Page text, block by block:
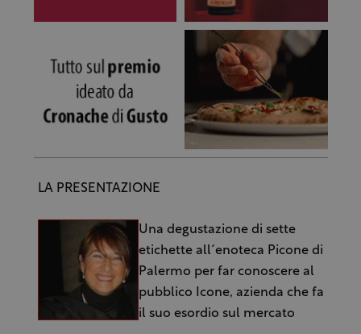
LA PRESENTAZIONE
Una degustazione di sette
etichette all´enoteca Picone di
Palermo per far conoscere al
pubblico Icone, azienda che fa
il suo esordio sul mercato